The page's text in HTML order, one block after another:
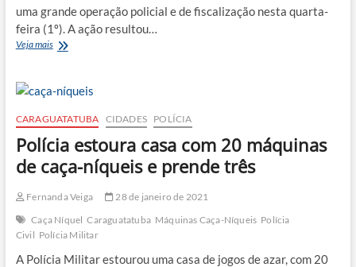
uma grande operação policial e de fiscalização nesta quarta-
feira (1º). A ação resultou…
Veja maisOperação
Costa
Sul
com
50
de
alcoólica
falsificada
CARAGUATATUBA CIDADES POLÍCIA
Polícia estoura casa com 20 máquinas
de caça-níqueis e prende três
Fernanda Veiga
28 de janeiro de 2021
Caça Níquel Caraguatatuba Máquinas Caça-Níqueis Polícia
Civil Polícia Militar
A Polícia Militar estourou uma casa de jogos de azar, com 20